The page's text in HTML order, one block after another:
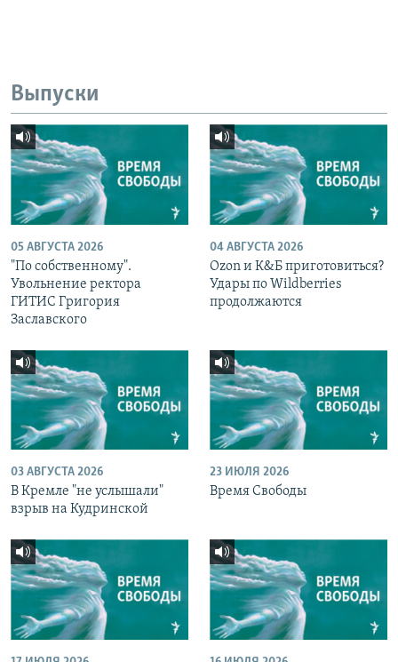
Выпуски
05 АВГУСТА 2026
"По собственному".
Увольнение ректора
ГИТИС Григория
Заславского
04 АВГУСТА 2026
Ozon и К&Б приготовиться?
Удары по Wildberries
продолжаются
03 АВГУСТА 2026
В Кремле "не услышали"
взрыв на Кудринской
23 ИЮЛЯ 2026
Время Свободы